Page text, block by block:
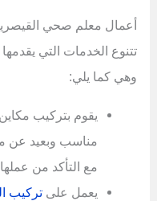
أعمال معلم صحي
تتنوع الخدمات التي
وهي كما يلي:
يقوم بتركيب
مناسب وبعيد عن
مع التأكد من
يعمل على تركيب